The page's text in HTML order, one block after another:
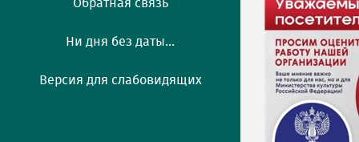
Обратная связь
Ни дня без даты...
Версия для слабовидящих